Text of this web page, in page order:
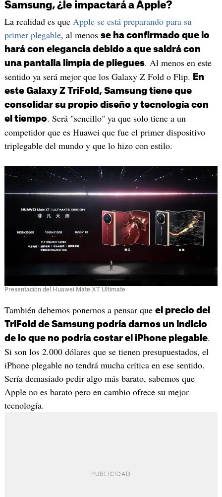
Samsung, ¿le impactará a Apple?
La realidad es que Apple se está preparando para su
primer plegable, al menos se ha confirmado que lo
hará con elegancia debido a que saldrá con
una pantalla limpia de pliegues. Al menos en este
sentido ya será mejor que los Galaxy Z Fold o Flip.
En
este Galaxy Z TriFold, Samsung tiene que
consolidar su propio diseño y tecnología con
el tiempo. Será "sencillo" ya que solo tiene a un
competidor que es Huawei que fue el primer dispositivo
triplegable del mundo y que lo hizo con estilo.
Presentación del Huawei Mate XT Ultimate
También debemos ponernos a pensar que el precio del
TriFold de Samsung podría darnos un indicio
de lo que no podría costar el iPhone plegable.
Si son los 2.000 dólares que se tienen presupuestados, el
iPhone plegable no tendrá mucha crítica en ese sentido.
Sería demasiado pedir algo más barato, sabemos que
Apple no es barato pero en cambio ofrece su mejor
tecnología.